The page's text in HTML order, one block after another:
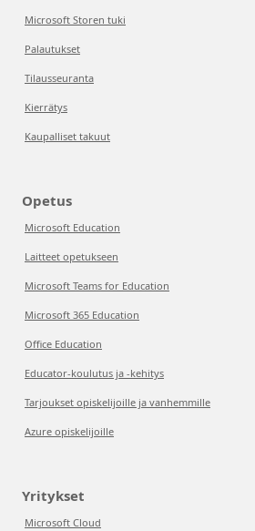
Microsoft Storen tuki
Palautukset
Tilausseuranta
Kierrätys
Kaupalliset takuut
Opetus
Microsoft Education
Laitteet opetukseen
Microsoft Teams for Education
Microsoft 365 Education
Office Education
Educator-koulutus ja -kehitys
Tarjoukset opiskelijoille ja vanhemmille
Azure opiskelijoille
Yritykset
Microsoft Cloud